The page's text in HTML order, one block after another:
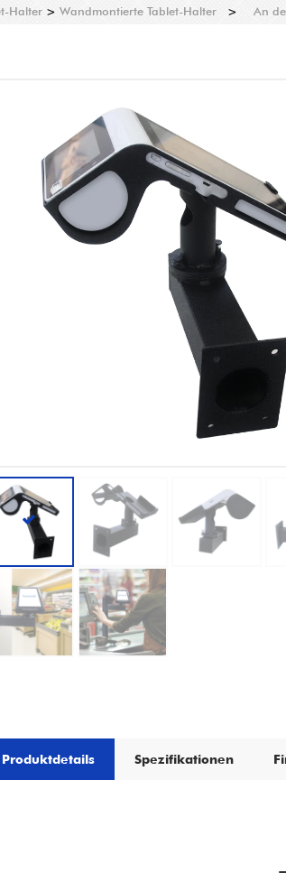
Halter > Wandmontierte Tablet-Halter > An
Produktdetails Spezifikationen